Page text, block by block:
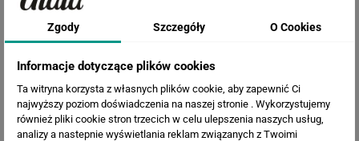
Fototapeta Pień Drzewa
Zgody Szczegóły O Cookies
Informacje dotyczące plików cookies
Ta witryna korzysta z własnych plików cookie, aby zapewnić Ci
najwyższy poziom doświadczenia na naszej stronie . Wykorzystujemy
również pliki cookie stron trzecich w celu ulepszenia naszych usług,
analizy a nastepnie wyświetlania reklam związanych z Twoimi